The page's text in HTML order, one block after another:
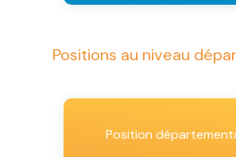
Positions au niveau
Position